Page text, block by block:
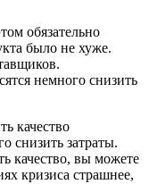
обязательно
было не хуже.
немного снизить
качество
снизить затраты.
качество, вы можете
кризиса страшнее,